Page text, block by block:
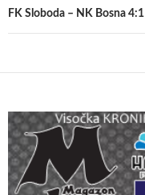
FK Sloboda – NK Bosna 4:1